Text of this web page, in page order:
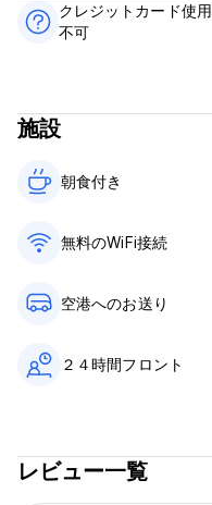
ソレントコーストでお待ち
ノーショーの場合は、滞在
チェックインは14:00から
11:00までにチェックアウ
到着時に現金、クレジット
この宿泊施設では、到着前
禁煙
クレジットカード使用
不可
施設
朝食付き‎
無料のWiFi接続
空港へのお送り
２４時間フロント
レビュー一覧